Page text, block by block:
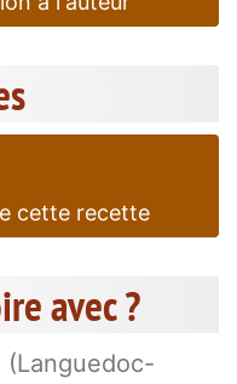
cette recette
avec ?
(Languedoc-